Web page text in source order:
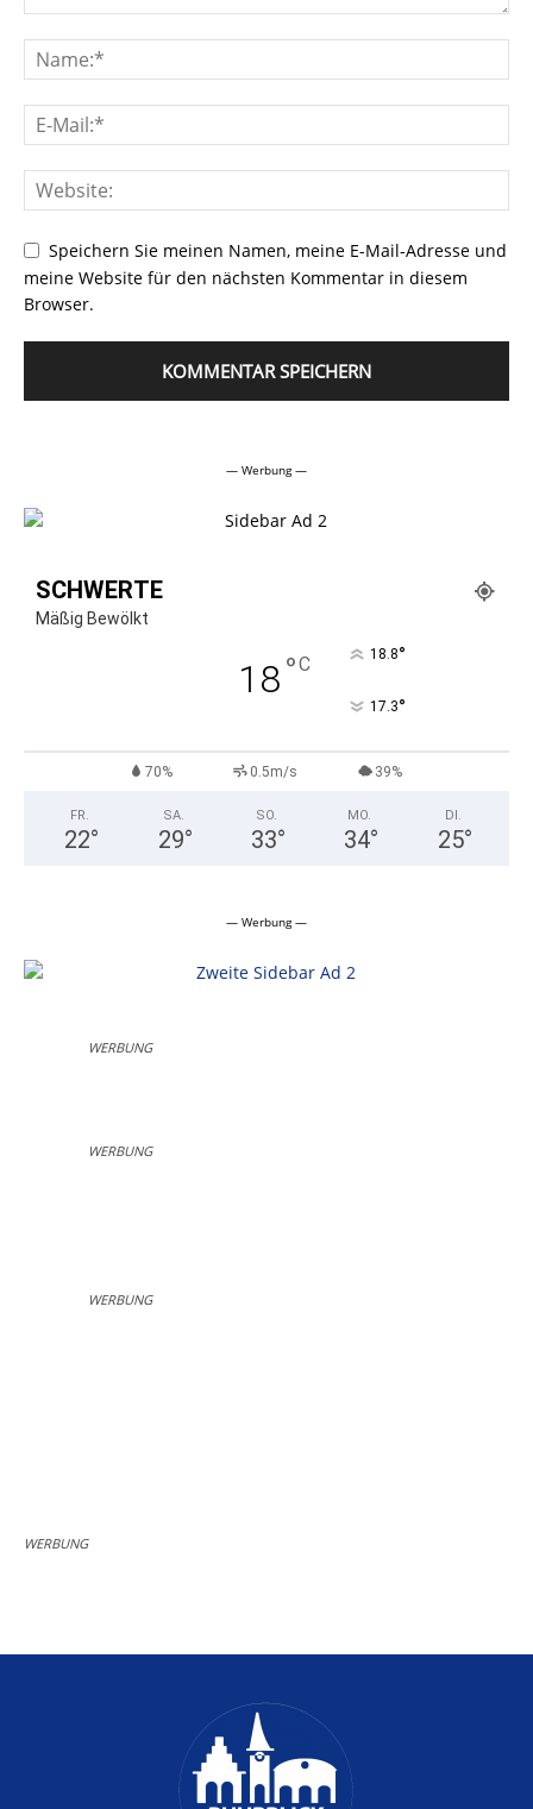
Speichern Sie meinen Namen, meine E-Mail-Adresse und
meine Website für den nächsten Kommentar in diesem
Browser.
— Werbung —
SCHWERTE
Mäßig Bewölkt
18°C 18.8°
17.3°
70% 0.5m/s 39%
FR.
22°
SA.
29°
SO.
33°
MO.
34°
DI.
25°
— Werbung —
WERBUNG
WERBUNG
WERBUNG
WERBUNG